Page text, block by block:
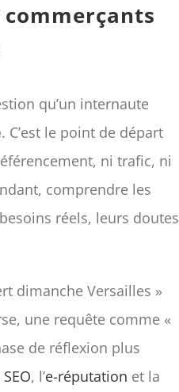
qu’un internaute
. C’est le point de départ
ni trafic, ni
comprendre les
réels, leurs doutes
dimanche Versailles »
une requête comme «
de réflexion plus
SEO, l’e-réputation et la